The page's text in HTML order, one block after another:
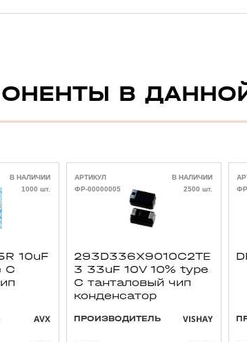
В
В НАЛИЧИИ
1000 шт.
10uF
C
AVX
АРТИКУЛ
ФР-00000005
В НАЛИЧИИ
2500 шт.
293D336X9010C2TE
3 33uF 10V 10% type
C танталовый чип
конденсатор
ПРОИЗВОДИТЕЛЬ VISHAY